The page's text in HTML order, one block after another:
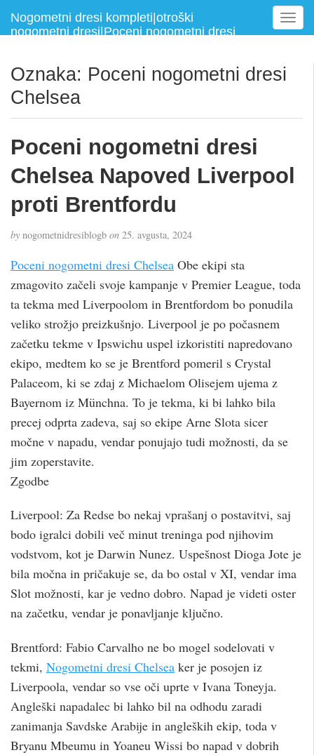
Nogometni dresi kompleti|otroški
nogometni dresi|Poceni nogometni dresi
T
o
g
Oznaka: Poceni nogometni dresi
Chelsea
Poceni nogometni dresi
Chelsea Napoved Liverpool
proti Brentfordu
by nogometnidresiblogb on 25. avgusta, 2024
Poceni nogometni dresi Chelsea Obe ekipi sta
zmagovito začeli svoje kampanje v Premier League, toda
ta tekma med Liverpoolom in Brentfordom bo ponudila
veliko strožjo preizkušnjo. Liverpool je po počasnem
začetku tekme v Ipswichu uspel izkoristiti napredovano
ekipo, medtem ko se je Brentford pomeril s Crystal
Palaceom, ki se zdaj z Michaelom Olisejem ujema z
Bayernom iz Münchna. To je tekma, ki bi lahko bila
precej odprta zadeva, saj so ekipe Arne Slota sicer
močne v napadu, vendar ponujajo tudi možnosti, da se
jim zoperstavite.
Zgodbe
Liverpool: Za Redse bo nekaj vprašanj o postavitvi, saj
bodo igralci dobili več minut treninga pod njihovim
vodstvom, kot je Darwin Nunez. Uspešnost Dioga Jote je
bila močna in pričakuje se, da bo ostal v XI, vendar ima
Slot možnosti, kar je vedno dobro. Napad je videti oster
na začetku, vendar je ponavljanje ključno.
Brentford: Fabio Carvalho ne bo mogel sodelovati v
tekmi, Nogometni dresi Chelsea ker je posojen iz
Liverpoola, vendar so vse oči uprte v Ivana Toneyja.
Angleški napadalec bi lahko bil na odhodu zaradi
zanimanja Savdske Arabije in angleških ekip, toda v
Bryanu Mbeumu in Yoaneu Wissi bo napad v dobrih